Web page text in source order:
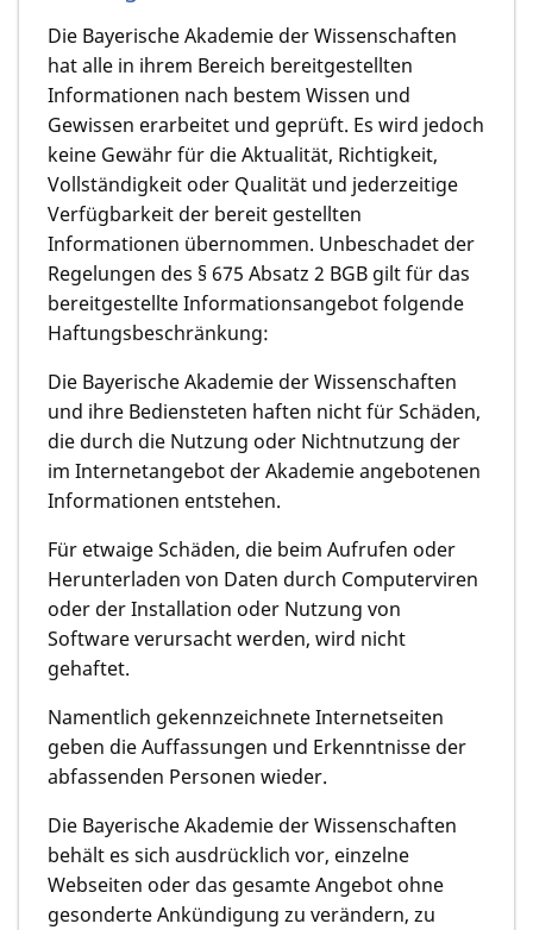
Die Bayerische Akademie der Wissenschaften
hat alle in ihrem Bereich bereitgestellten
Informationen nach bestem Wissen und
Gewissen erarbeitet und geprüft. Es wird jedoch
keine Gewähr für die Aktualität, Richtigkeit,
Vollständigkeit oder Qualität und jederzeitige
Verfügbarkeit der bereit gestellten
Informationen übernommen. Unbeschadet der
Regelungen des § 675 Absatz 2 BGB gilt für das
bereitgestellte Informationsangebot folgende
Haftungsbeschränkung:
Die Bayerische Akademie der Wissenschaften
und ihre Bediensteten haften nicht für Schäden,
die durch die Nutzung oder Nichtnutzung der
im Internetangebot der Akademie angebotenen
Informationen entstehen.
Für etwaige Schäden, die beim Aufrufen oder
Herunterladen von Daten durch Computerviren
oder der Installation oder Nutzung von
Software verursacht werden, wird nicht
gehaftet.
Namentlich gekennzeichnete Internetseiten
geben die Auffassungen und Erkenntnisse der
abfassenden Personen wieder.
Die Bayerische Akademie der Wissenschaften
behält es sich ausdrücklich vor, einzelne
Webseiten oder das gesamte Angebot ohne
gesonderte Ankündigung zu verändern, zu